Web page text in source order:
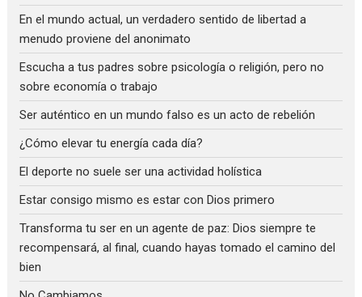
En el mundo actual, un verdadero sentido de libertad a
menudo proviene del anonimato
Escucha a tus padres sobre psicología o religión, pero no
sobre economía o trabajo
Ser auténtico en un mundo falso es un acto de rebelión
¿Cómo elevar tu energía cada día?
El deporte no suele ser una actividad holística
Estar consigo mismo es estar con Dios primero
Transforma tu ser en un agente de paz: Dios siempre te
recompensará, al final, cuando hayas tomado el camino del
bien